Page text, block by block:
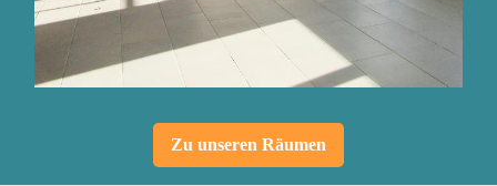
Zu unseren Räumen